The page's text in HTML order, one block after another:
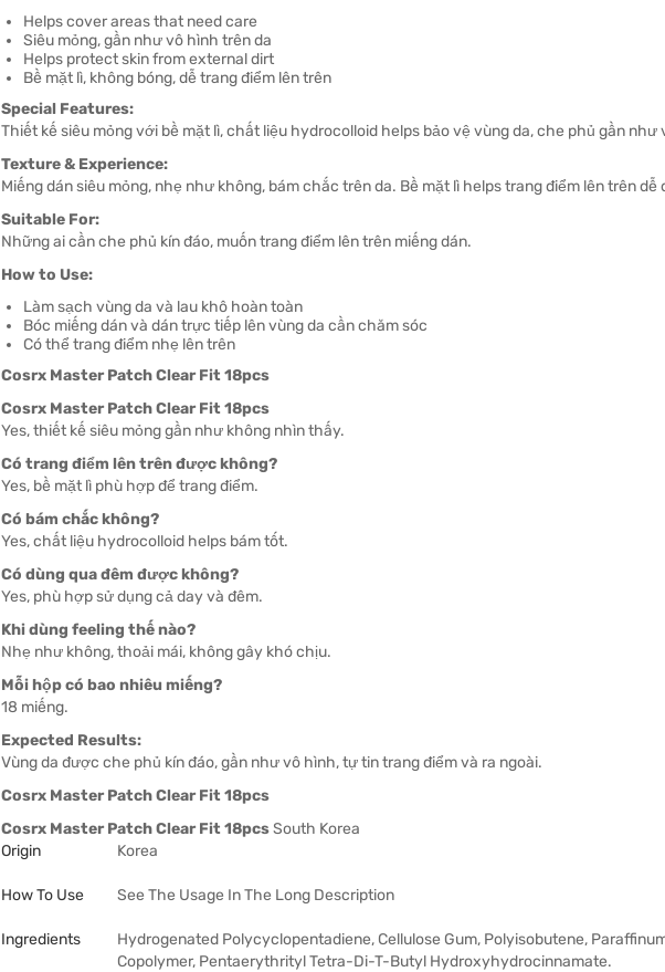
Helps cover areas that need care
Siêu mỏng, gần như vô hình trên da
Helps protect skin from external dirt
Bề mặt lì, không bóng, dễ trang điểm lên trên
Special Features:
Thiết kế siêu mỏng với bề mặt lì, chất liệu hydrocolloid helps bảo vệ vùng da, che phủ gần như
Texture & Experience:
Miếng dán siêu mỏng, nhẹ như không, bám chắc trên da. Bề mặt lì helps trang điểm lên trên
Suitable For:
Những ai cần che phủ kín đáo, muốn trang điểm lên trên miếng dán.
How to Use:
Làm sạch vùng da và lau khô hoàn toàn
Bóc miếng dán và dán trực tiếp lên vùng da cần chăm sóc
Có thể trang điểm nhẹ lên trên
Cosrx Master Patch Clear Fit 18pcs
Cosrx Master Patch Clear Fit 18pcs
Yes, thiết kế siêu mỏng gần như không nhìn thấy.
Có trang điểm lên trên được không?
Yes, bề mặt lì phù hợp để trang điểm.
Có bám chắc không?
Yes, chất liệu hydrocolloid helps bám tốt.
Có dùng qua đêm được không?
Yes, phù hợp sử dụng cả day và đêm.
Khi dùng feeling thế nào?
Nhẹ như không, thoải mái, không gây khó chịu.
Mỗi hộp có bao nhiêu miếng?
18 miếng.
Expected Results:
Vùng da được che phủ kín đáo, gần như vô hình, tự tin trang điểm và ra ngoài.
Cosrx Master Patch Clear Fit 18pcs
Cosrx Master Patch Clear Fit 18pcsSouth Korea
Origin
Korea
How To Use See The Usage In The Long Description
Ingredients
Hydrogenated Polycyclopentadiene, Cellulose Gum, Polyisobutene,
Copolymer, Pentaerythrityl Tetra-Di-T-Butyl Hydroxyhydrocinnamate.